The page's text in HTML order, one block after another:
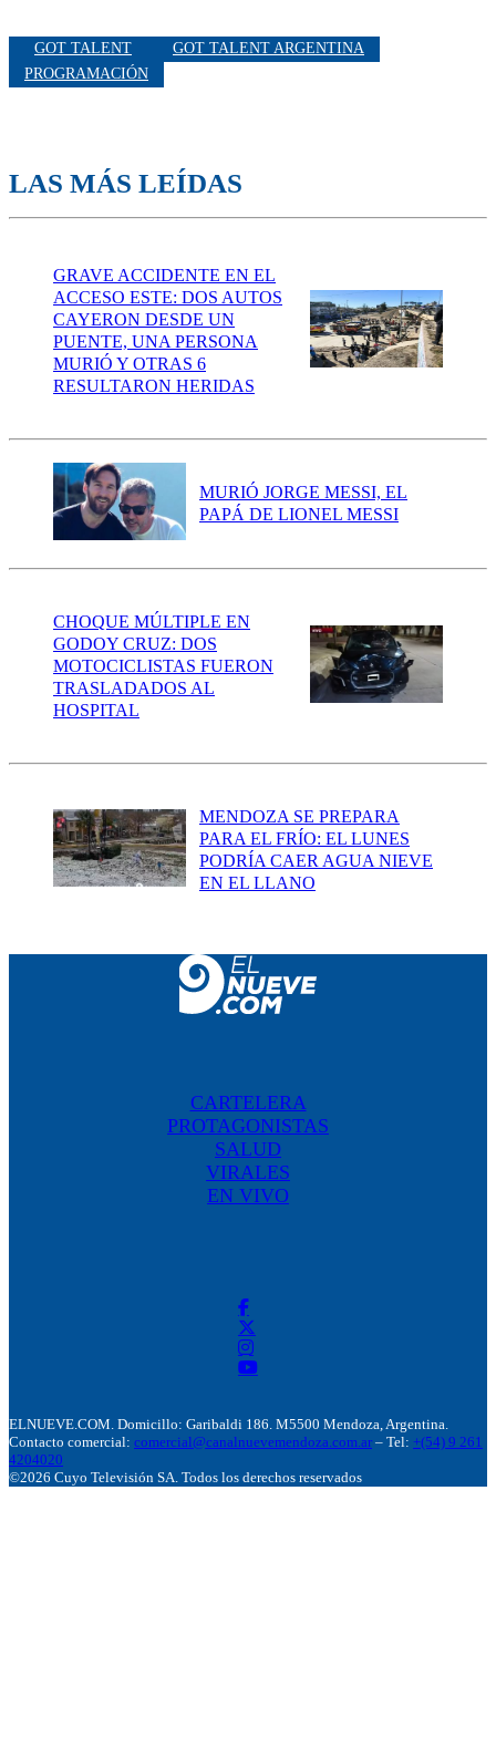
GOT TALENT
GOT TALENT ARGENTINA
PROGRAMACIÓN
LAS MÁS LEÍDAS
GRAVE ACCIDENTE EN EL
ACCESO ESTE: DOS AUTOS
CAYERON DESDE UN
PUENTE, UNA PERSONA
MURIÓ Y OTRAS 6
RESULTARON HERIDAS
MURIÓ JORGE MESSI, EL
PAPÁ DE LIONEL MESSI
CHOQUE MÚLTIPLE EN
GODOY CRUZ: DOS
MOTOCICLISTAS FUERON
TRASLADADOS AL
HOSPITAL
MENDOZA SE PREPARA
PARA EL FRÍO: EL LUNES
PODRÍA CAER AGUA NIEVE
EN EL LLANO
CARTELERA
PROTAGONISTAS
SALUD
VIRALES
EN VIVO
ELNUEVE.COM. Domicillo: Garibaldi 186. M5500 Mendoza, Argentina.
Contacto comercial: comercial@canalnuevemendoza.com.ar – Tel: +(54) 9 261
4204020
©2026 Cuyo Televisión SA. Todos los derechos reservados